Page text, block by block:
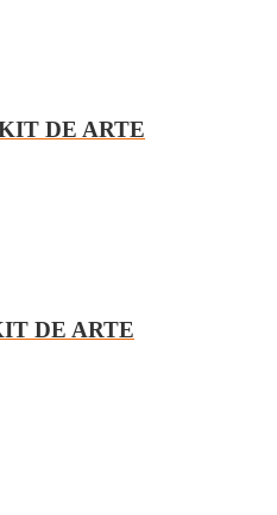
DE ARTE
DE ARTE